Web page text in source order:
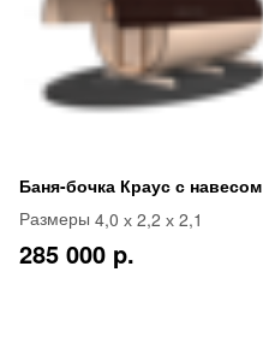
Баня-бочка Краус с навесом
Размеры 4,0 х 2,2 х 2,1
285 000 p.